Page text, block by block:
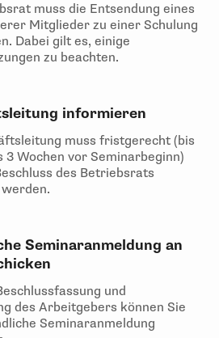
muss die Entsendung eines
Mitglieder zu einer Schulung
Dabei gilt es, einige
zu beachten.
informieren
muss fristgerecht (bis
3 Wochen vor Seminarbeginn)
des Betriebsrats
Seminaranmeldung an
und
des Arbeitgebers können Sie
Seminaranmeldung